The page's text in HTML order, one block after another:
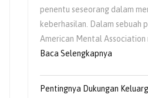
penentu seseorang dalam
keberhasilan. Dalam sebuah
American Mental Association
Baca Selengkapnya
Pentingnya Dukungan